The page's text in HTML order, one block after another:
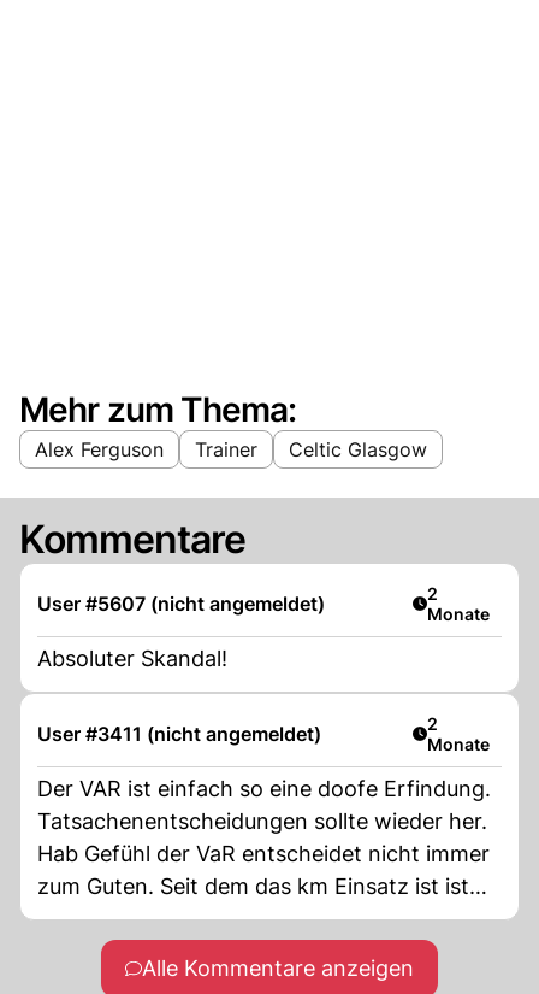
Mehr zum Thema:
Alex Ferguson Trainer Celtic Glasgow
Kommentare
User #5607 (nicht angemeldet) Artikel
2
Monate
Absoluter Skandal!
User #3411 (nicht angemeldet) Artikel
2
Monate
Der VAR ist einfach so eine doofe Erfindung.
Tatsachenentscheidungen sollte wieder her.
Hab Gefühl der VaR entscheidet nicht immer
zum Guten. Seit dem das km Einsatz ist ist
Fussball so unattraktiv geworden.
Alle Kommentare anzeigen